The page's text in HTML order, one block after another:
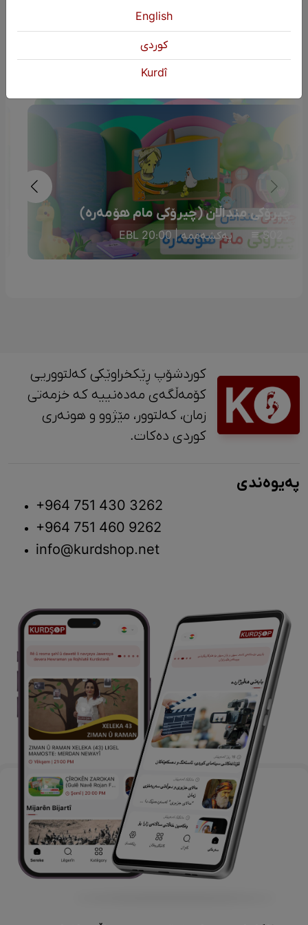
دوایین بەرنامە
چیرۆکی منداڵان (چیرۆکی مام هۆمەرە)
S02 یەکشەممە | 20:00 EBL
کوردشۆپ ڕێکخراوێکی کەلتووریی
کۆمەڵگەی مەدەنییە کە خزمەتی
زمان، کەلتوور، مێژوو و ‎هونەری
کوردی دەکات.
پەیوەندی
+964 751 430 3262
+964 751 460 9262
info@kurdshop.net
English
كوردی
Kurdî